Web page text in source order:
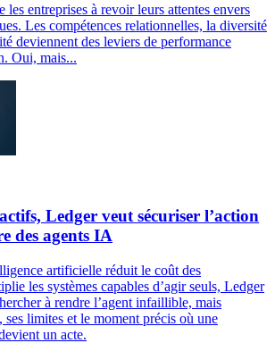
les entreprises à revoir leurs attentes envers
Les compétences relationnelles, la diversité
deviennent des leviers de performance
Oui, mais...
Ledger veut sécuriser l’action
des agents IA
artificielle réduit le coût des
les systèmes capables d’agir seuls, Ledger
à rendre l’agent infaillible, mais
ses limites et le moment précis où une
un acte.